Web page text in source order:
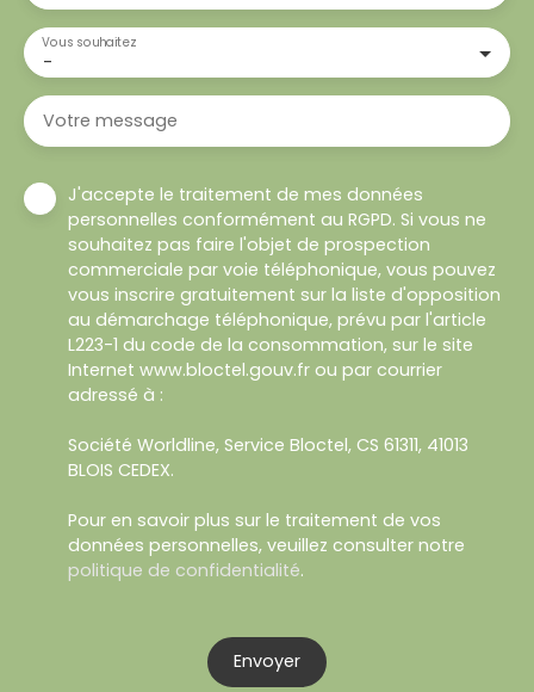
-
Vous souhaitez
Votre message
J'accepte le traitement de mes données
personnelles conformément au RGPD. Si vous ne
souhaitez pas faire l'objet de prospection
commerciale par voie téléphonique, vous pouvez
vous inscrire gratuitement sur la liste d'opposition
au démarchage téléphonique, prévu par l'article
L223-1 du code de la consommation, sur le site
Internet www.bloctel.gouv.fr ou par courrier
adressé à :
Société Worldline, Service Bloctel, CS 61311, 41013
BLOIS CEDEX.
Pour en savoir plus sur le traitement de vos
données personnelles, veuillez consulter notre
politique de confidentialité.
Envoyer